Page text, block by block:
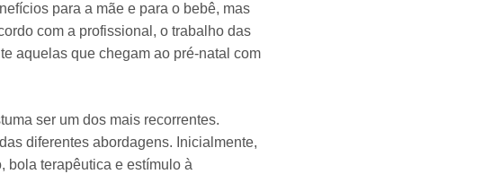
para a mãe e para o bebê, mas
com a profissional, o trabalho das
aquelas que chegam ao pré-natal com
ser um dos mais recorrentes.
diferentes abordagens. Inicialmente,
bola terapêutica e estímulo à